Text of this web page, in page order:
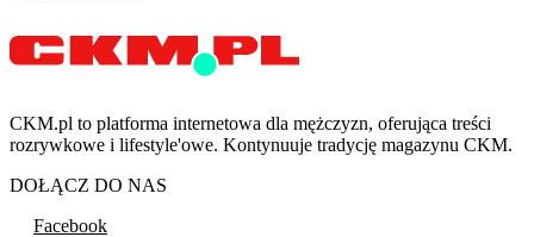
CKM.pl to platforma internetowa dla mężczyzn, oferująca treści
rozrywkowe i lifestyle'owe. Kontynuuje tradycję magazynu CKM.
DOŁĄCZ DO NAS
Facebook